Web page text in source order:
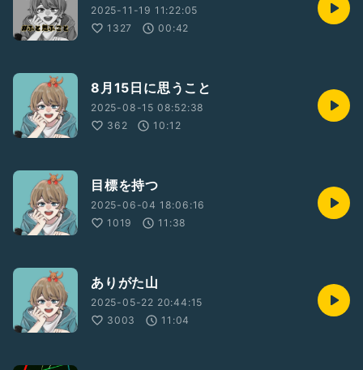
2025-11-19 11:22:05
1327
00:42
8月15日に思うこと
2025-08-15 08:52:38
362
10:12
目標を持つ
2025-06-04 18:06:16
1019
11:38
ありがた山
2025-05-22 20:44:15
3003
11:04